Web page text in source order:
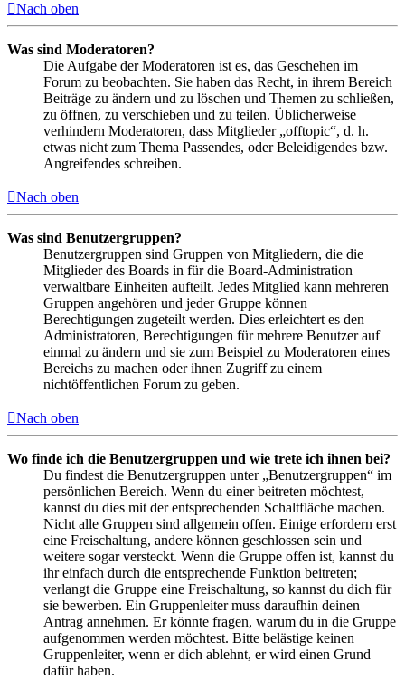
Nach oben
Was sind Moderatoren?
Die Aufgabe der Moderatoren ist es, das Geschehen im
Forum zu beobachten. Sie haben das Recht, in ihrem Bereich
Beiträge zu ändern und zu löschen und Themen zu schließen,
zu öffnen, zu verschieben und zu teilen. Üblicherweise
verhindern Moderatoren, dass Mitglieder „offtopic“, d. h.
etwas nicht zum Thema Passendes, oder Beleidigendes bzw.
Angreifendes schreiben.
Nach oben
Was sind Benutzergruppen?
Benutzergruppen sind Gruppen von Mitgliedern, die die
Mitglieder des Boards in für die Board-Administration
verwaltbare Einheiten aufteilt. Jedes Mitglied kann mehreren
Gruppen angehören und jeder Gruppe können
Berechtigungen zugeteilt werden. Dies erleichtert es den
Administratoren, Berechtigungen für mehrere Benutzer auf
einmal zu ändern und sie zum Beispiel zu Moderatoren eines
Bereichs zu machen oder ihnen Zugriff zu einem
nichtöffentlichen Forum zu geben.
Nach oben
Wo finde ich die Benutzergruppen und wie trete ich ihnen bei?
Du findest die Benutzergruppen unter „Benutzergruppen“ im
persönlichen Bereich. Wenn du einer beitreten möchtest,
kannst du dies mit der entsprechenden Schaltfläche machen.
Nicht alle Gruppen sind allgemein offen. Einige erfordern erst
eine Freischaltung, andere können geschlossen sein und
weitere sogar versteckt. Wenn die Gruppe offen ist, kannst du
ihr einfach durch die entsprechende Funktion beitreten;
verlangt die Gruppe eine Freischaltung, so kannst du dich für
sie bewerben. Ein Gruppenleiter muss daraufhin deinen
Antrag annehmen. Er könnte fragen, warum du in die Gruppe
aufgenommen werden möchtest. Bitte belästige keinen
Gruppenleiter, wenn er dich ablehnt, er wird einen Grund
dafür haben.